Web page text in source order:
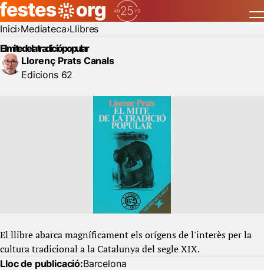
Inici Mediateca Llibres
El mite de la tradició popular
Llorenç Prats Canals
Edicions 62
El llibre abarca magníficament els orígens de l'interès per la
cultura tradicional a la Catalunya del segle XIX.
Lloc de publicació:Barcelona